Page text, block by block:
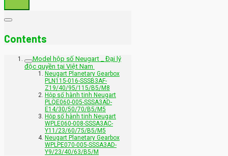
Contents
Model hộp số Neugart _ Đại lý
độc quyền tại Việt Nam
Neugart Planetary Gearbox
PLN115-016-SSSB3AF-
Z19/40/95/115/B5/M8
Hộp số hành tinh Neugart
PLQE060-005-SSSA3AD-
E14/30/50/70/B5/M5
Hộp số hành tinh Neugart
WPLE060-008-SSSA3AC-
Y11/23/60/75/B5/M5
Neugart Planetary Gearbox
WPLPE070-005-SSSA3AD-
Y9/23/40/63/B5/M